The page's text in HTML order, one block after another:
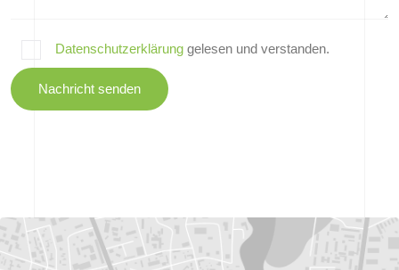
Datenschutzerklärung gelesen und verstanden.